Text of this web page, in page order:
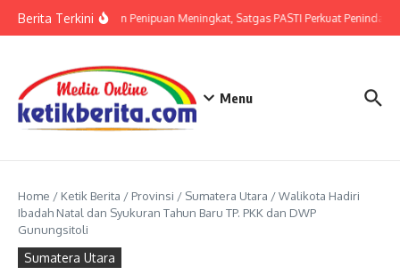
Berita TerkiniAncaman Penipuan Meningkat, Satgas PASTI Perkuat Penindakan
Menu
Home / Ketik Berita / Provinsi / Sumatera Utara /Walikota Hadiri
Ibadah Natal dan Syukuran Tahun Baru TP. PKK dan DWP
Gunungsitoli
Sumatera Utara